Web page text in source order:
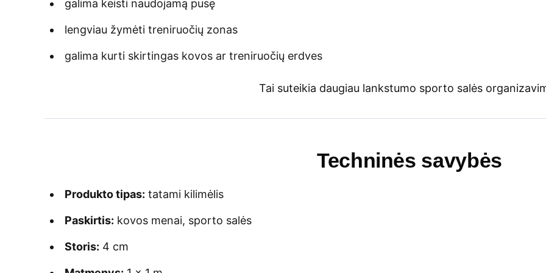
galima keisti naudojamą pusę
lengviau žymėti treniruočių zonas
galima kurti skirtingas kovos ar treniruočių erdves
Tai suteikia daugiau lankstumo sporto salės
Techninės savybės
Produkto tipas: tatami kilimėlis
Paskirtis: kovos menai, sporto salės
Storis: 4 cm